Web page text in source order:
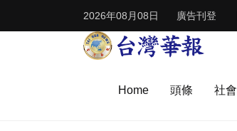
2026年08月08日 廣告刊登
Home 頭條 社會